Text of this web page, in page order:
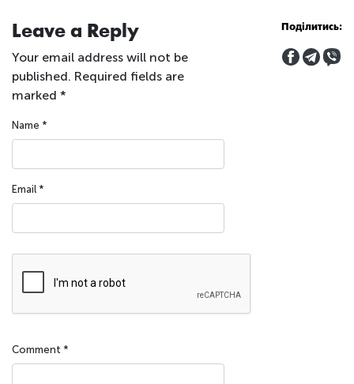
Leave a Reply
Your email address will not be
published. Required fields are
marked *
Name *
Email *
Comment *
Поділитись: